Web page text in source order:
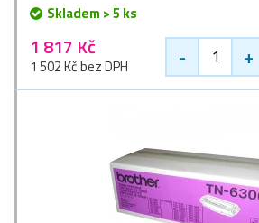
Skladem > 5 ks
1 817 Kč
1 502 Kč bez DPH - +